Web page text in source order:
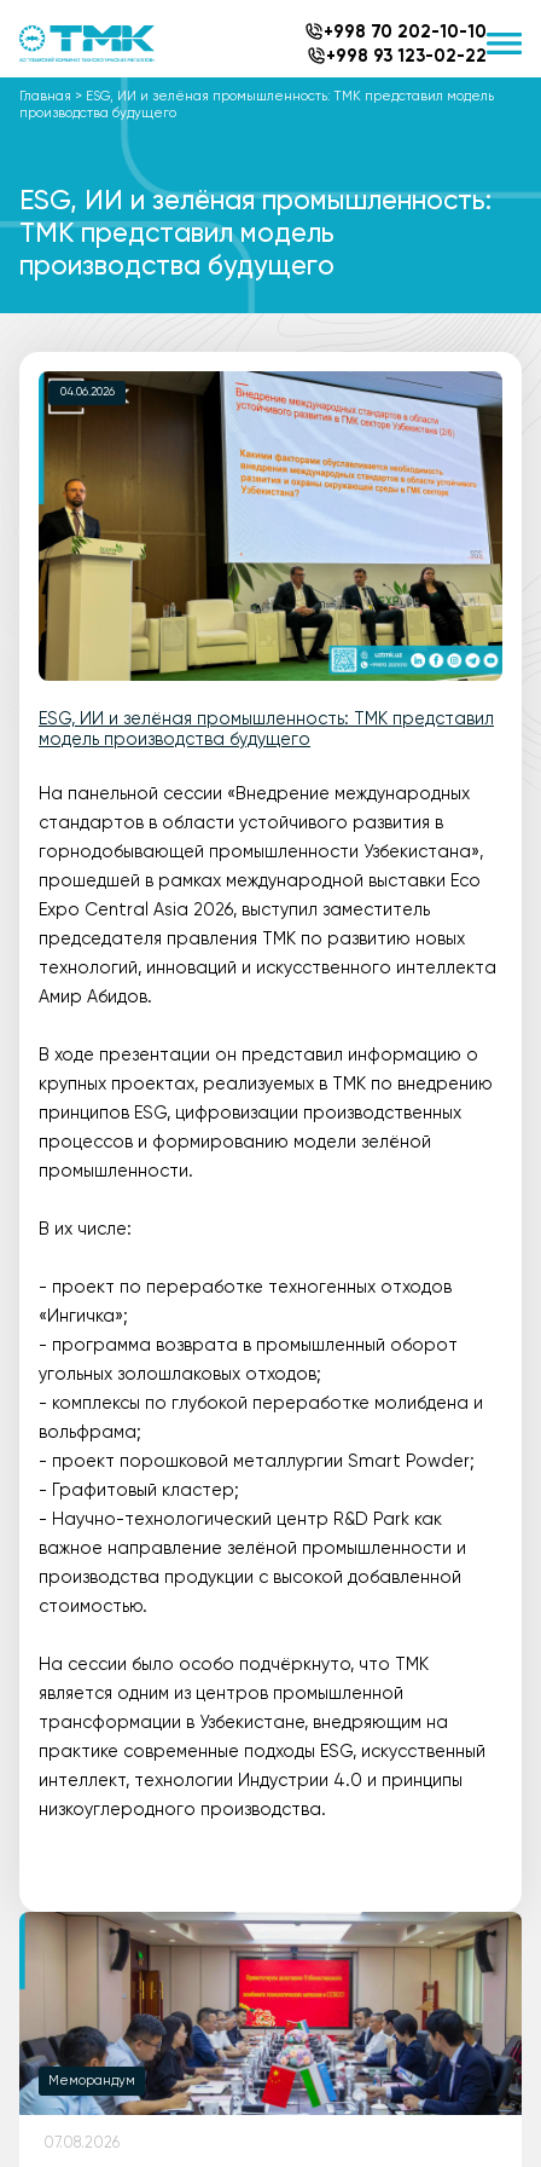
+998 70 202-10-10
+998 93 123-02-22
Главная > ESG, ИИ и зелёная промышленность: ТМК представил модель
производства будущего
ESG, ИИ и зелёная промышленность:
ТМК представил модель
производства будущего
04.06.2026
ESG, ИИ и зелёная промышленность: ТМК представил
модель производства будущего
На панельной сессии «Внедрение международных
стандартов в области устойчивого развития в
горнодобывающей промышленности Узбекистана»,
прошедшей в рамках международной выставки Eco
Expo Central Asia 2026, выступил заместитель
председателя правления ТМК по развитию новых
технологий, инноваций и искусственного интеллекта
Амир Абидов.
В ходе презентации он представил информацию о
крупных проектах, реализуемых в ТМК по внедрению
принципов ESG, цифровизации производственных
процессов и формированию модели зелёной
промышленности.
В их числе:
- проект по переработке техногенных отходов
«Ингичка»;
- программа возврата в промышленный оборот
угольных золошлаковых отходов;
- комплексы по глубокой переработке молибдена и
вольфрама;
- проект порошковой металлургии Smart Powder;
- Графитовый кластер;
- Научно-технологический центр R&D Park как
важное направление зелёной промышленности и
производства продукции с высокой добавленной
стоимостью.
На сессии было особо подчёркнуто, что ТМК
является одним из центров промышленной
трансформации в Узбекистане, внедряющим на
практике современные подходы ESG, искусственный
интеллект, технологии Индустрии 4.0 и принципы
низкоуглеродного производства.
Меморандум
07.08.2026